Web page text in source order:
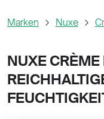
Marken Nuxe
NUXE